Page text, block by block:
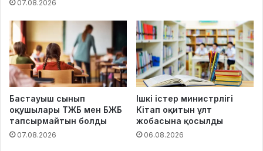
07.08.2026
Бастауыш сынып
оқушылары ТЖБ мен БЖБ
тапсырмайтын болды
07.08.2026
Ішкі істер министрлігі
Кітап оқитын ұлт
жобасына қосылды
06.08.2026